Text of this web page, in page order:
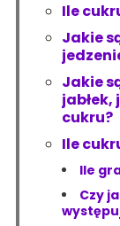
Ile
Jakie
Jakie
jabłek,
cukru?
Ile
Ile
Czy